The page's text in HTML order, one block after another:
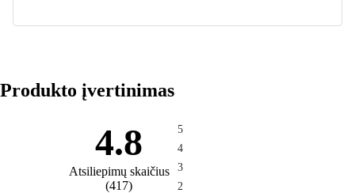
Produkto įvertinimas
4.8
Atsiliepimų skaičius
(417)
5
4
3
2